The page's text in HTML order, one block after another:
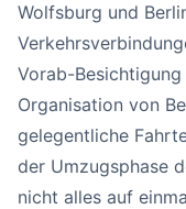
Wolfsburg und
Vorab-
Organisation von
gelegentliche
der Umzugsphase
nicht alles auf